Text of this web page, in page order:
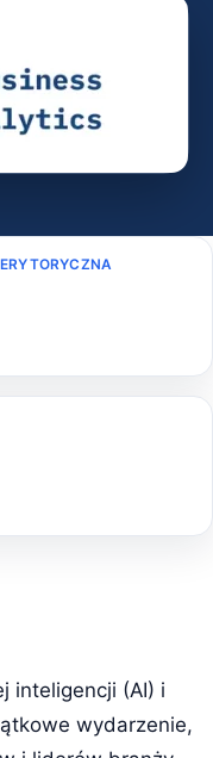
inteligencji (AI) i
wydarzenie,